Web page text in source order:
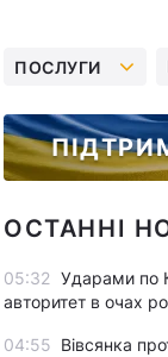
ПОСЛУГИ
ОСТАННІ
05:32 Ударами по
авторитет в очах
04:55 Вівсянка